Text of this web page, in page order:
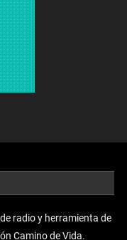
radio y herramienta de
Camino de Vida.